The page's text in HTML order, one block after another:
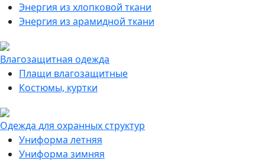
Энергия из хлопковой ткани
Энергия из арамидной ткани
Влагозащитная одежда
Плащи влагозащитные
Костюмы, куртки
Одежда для охранных структур
Униформа летняя
Униформа зимняя